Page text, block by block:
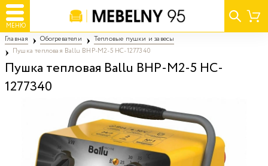
МЕНЮ
Главная Обогреватели
Тепловые пушки и завесы
Пушка тепловая Ballu BHP-M2-5 HC-1277340
Пушка тепловая Ballu BHP-M2-5 HC-
1277340